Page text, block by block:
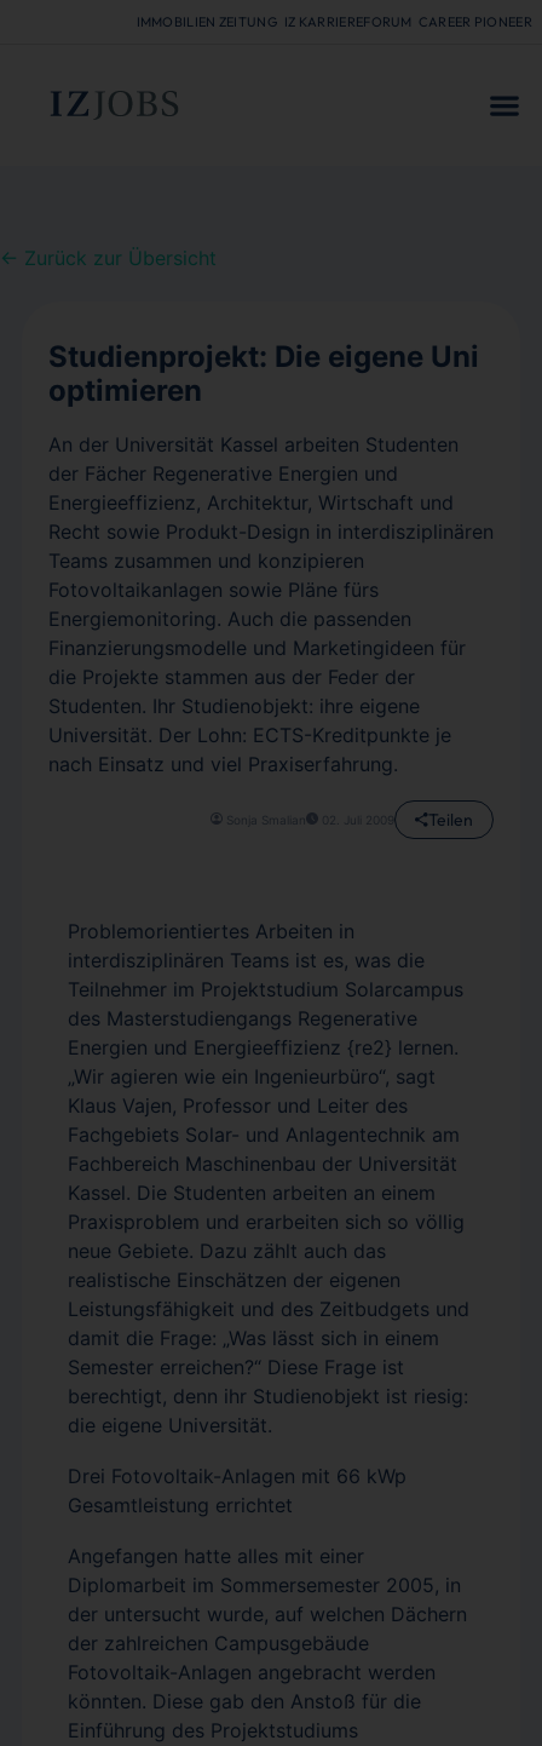
IMMOBILIEN ZEITUNG IZ KARRIEREFORUM CAREER PIONEER
← Zurück zur Übersicht
Studienprojekt: Die eigene Uni
optimieren
An der Universität Kassel arbeiten Studenten
der Fächer Regenerative Energien und
Energieeffizienz, Architektur, Wirtschaft und
Recht sowie Produkt-Design in interdisziplinären
Teams zusammen und konzipieren
Fotovoltaikanlagen sowie Pläne fürs
Energiemonitoring. Auch die passenden
Finanzierungsmodelle und Marketingideen für
die Projekte stammen aus der Feder der
Studenten. Ihr Studienobjekt: ihre eigene
Universität. Der Lohn: ECTS-Kreditpunkte je
nach Einsatz und viel Praxiserfahrung.
Sonja Smalian 02. Juli 2009 Teilen
Problemorientiertes Arbeiten in
interdisziplinären Teams ist es, was die
Teilnehmer im Projektstudium Solarcampus
des Masterstudiengangs Regenerative
Energien und Energieeffizienz {re2} lernen.
„Wir agieren wie ein Ingenieurbüro“, sagt
Klaus Vajen, Professor und Leiter des
Fachgebiets Solar- und Anlagentechnik am
Fachbereich Maschinenbau der Universität
Kassel. Die Studenten arbeiten an einem
Praxisproblem und erarbeiten sich so völlig
neue Gebiete. Dazu zählt auch das
realistische Einschätzen der eigenen
Leistungsfähigkeit und des Zeitbudgets und
damit die Frage: „Was lässt sich in einem
Semester erreichen?“ Diese Frage ist
berechtigt, denn ihr Studienobjekt ist riesig:
die eigene Universität.
Drei Fotovoltaik-Anlagen mit 66 kWp
Gesamtleistung errichtet
Angefangen hatte alles mit einer
Diplomarbeit im Sommersemester 2005, in
der untersucht wurde, auf welchen Dächern
der zahlreichen Campusgebäude
Fotovoltaik-Anlagen angebracht werden
könnten. Diese gab den Anstoß für die
Einführung des Projektstudiums